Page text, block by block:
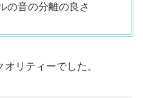
の音の分離の良さ
リティーでした。